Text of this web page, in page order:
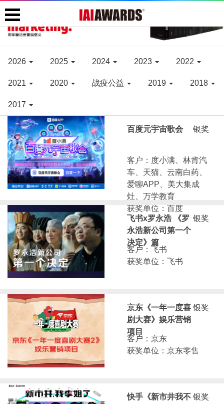
2026 2025 2024 2023 2022
2021 2020 战疫公益 2019 2018
2017
银奖
百度元宇宙歌会
客户：度小满、林肯汽
车、天猫、云南白药、
爱聊APP、美大集成
灶、万学教育
获奖单位：百度
银奖
飞书x罗永浩 《罗
永浩新公司第一个
决定》篇
客户：飞书
获奖单位：飞书
银奖
京东《一年一度喜
剧大赛》娱乐营销
项目
客户：京东
获奖单位：京东零售
银奖
快手《新市井我不